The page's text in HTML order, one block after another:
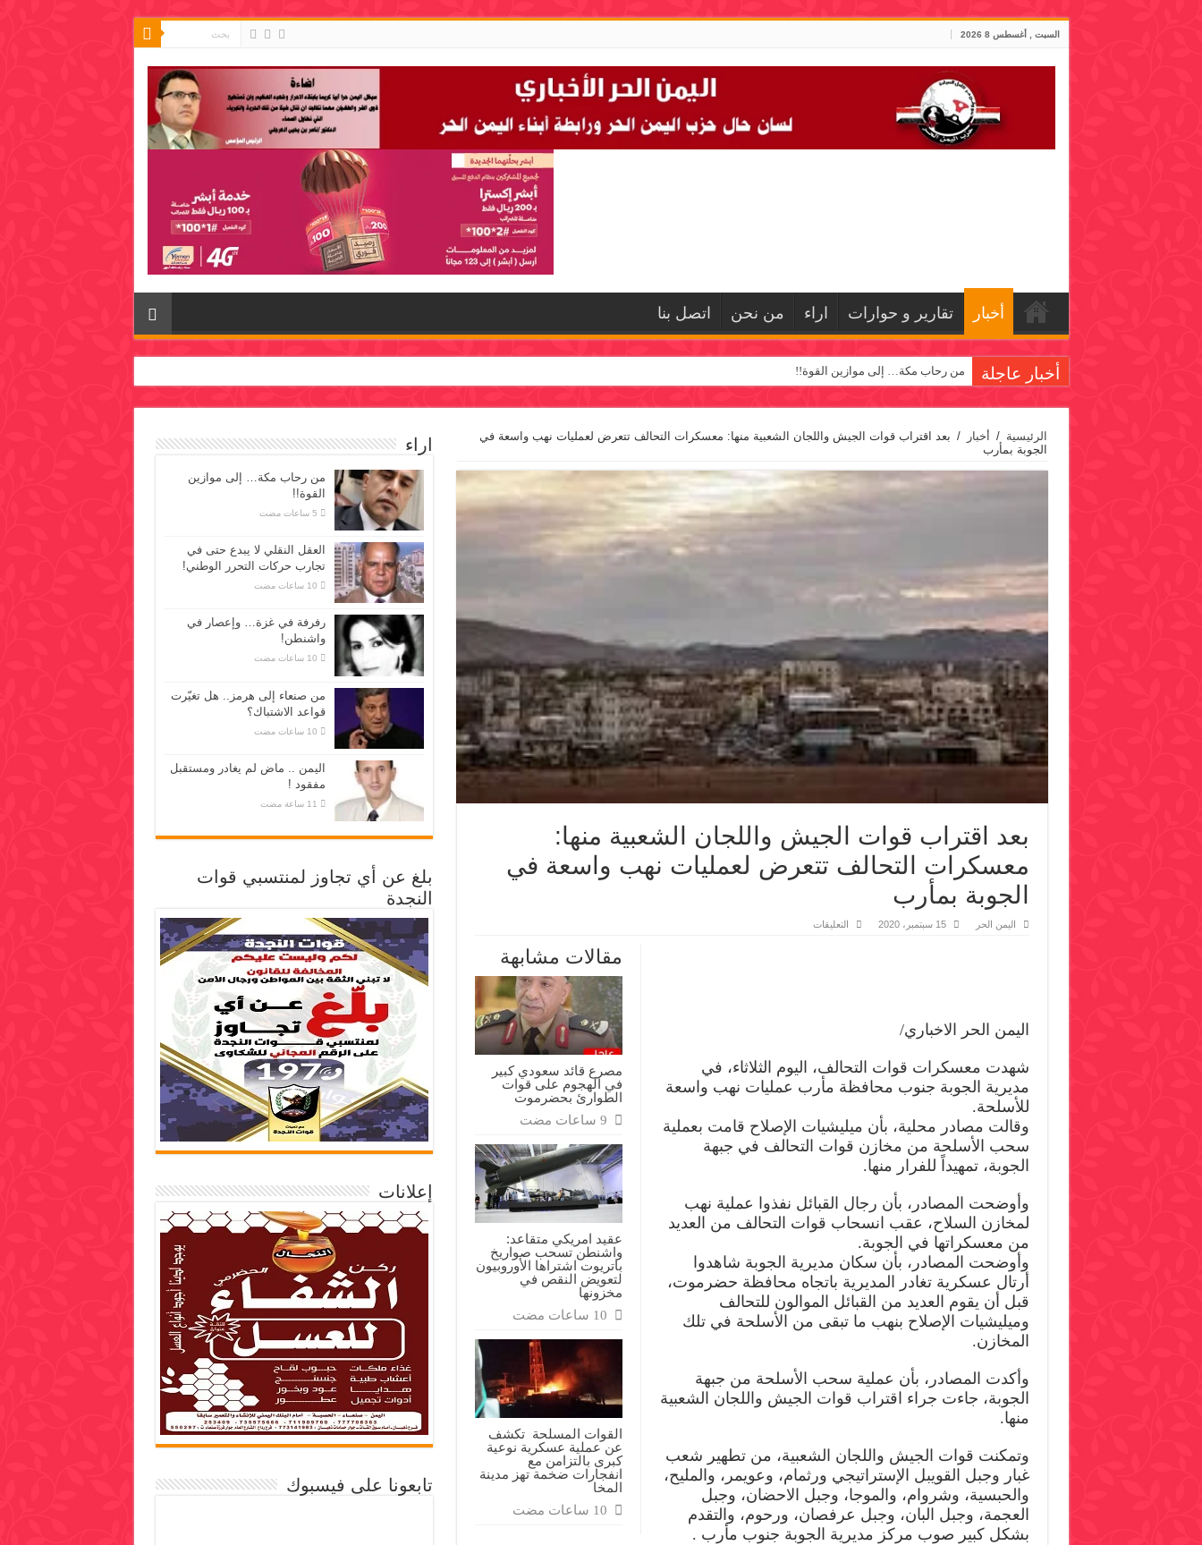
السبت , أغسطس 8 2026
أخبار تقارير و حوارات اراء من نحن اتصل بنا
أخبار عاجلة من رحاب مكة… إلى موازين القوة!!
الرئيسية / أخبار / بعد اقتراب قوات الجيش واللجان الشعبية منها: معسكرات التحالف تتعرض لعمليات نهب واسعة في
الجوبة بمأرب
بعد اقتراب قوات الجيش واللجان الشعبية منها:
معسكرات التحالف تتعرض لعمليات نهب واسعة في
الجوبة بمأرب
اليمن الحر 15 سبتمبر، 2020 التعليقات
نهب
واسعة
في
الجوبة
مغلقة
مقالات مشابهة
مصرع قائد سعودي كبير
في الهجوم على قوات
الطوارئ بحضرموت
عقيد امريكي متقاعد:
واشنطن تسحب صواريخ
باتريوت اشتراها الأوروبيون
لتعويض النقص في
مخزونها
القوات المسلحة تكشف
عن عملية عسكرية نوعية
كبرى بالتزامن مع
انفجارات ضخمة تهز مدينة
المخا
اليمن الحر الاخباري/
شهدت معسكرات قوات التحالف، اليوم الثلاثاء، في
مديرية الجوبة جنوب محافظة مأرب عمليات نهب واسعة
للأسلحة.
وقالت مصادر محلية، بأن ميليشيات الإصلاح قامت بعملية
سحب الأسلحة من مخازن قوات التحالف في جبهة
الجوبة، تمهيداً للفرار منها.
وأوضحت المصادر، بأن رجال القبائل نفذوا عملية نهب
لمخازن السلاح، عقب انسحاب قوات التحالف من العديد
من معسكراتها في الجوبة.
وأوضحت المصادر، بأن سكان مديرية الجوبة شاهدوا
أرتال عسكرية تغادر المديرية باتجاه محافظة حضرموت،
قبل أن يقوم العديد من القبائل الموالون للتحالف
وميليشيات الإصلاح بنهب ما تبقى من الأسلحة في تلك
المخازن.
وأكدت المصادر، بأن عملية سحب الأسلحة من جبهة
الجوبة، جاءت جراء اقتراب قوات الجيش واللجان الشعبية
منها.
وتمكنت قوات الجيش واللجان الشعبية، من تطهير شعب
غبار وجبل القويبل الإستراتيجي ورثمام، وعويمر، والمليح،
والحبسية، وشروام، والموجا، وجبل الاحضان، وجبل
العجمة، وجبل البان، وجبل عرفصان، ورحوم، والتقدم
بشكل كبير صوب مركز مديرية الجوبة جنوب مأرب .
اراء
من رحاب مكة… إلى موازين
القوة!!
العقل النقلي لا يبدع حتى في
تجارب حركات التحرر الوطني!
رفرفة في غزة… وإعصار في
واشنطن!
من صنعاء إلى هرمز.. هل تغيّرت
قواعد الاشتباك؟
اليمن .. ماض لم يغادر ومستقبل
مفقود !
بلغ عن أي تجاوز لمنتسبي قوات
النجدة
إعلانات
تابعونا على فيسبوك